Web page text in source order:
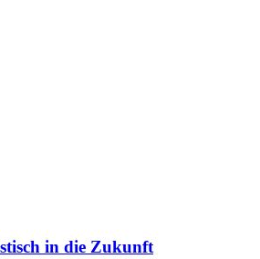
in die Zukunft